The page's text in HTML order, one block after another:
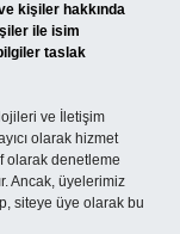
kişiler hakkında
ile isim
taslak
ve İletişim
olarak hizmet
olarak denetleme
Ancak, üyelerimiz
siteye üye olarak bu